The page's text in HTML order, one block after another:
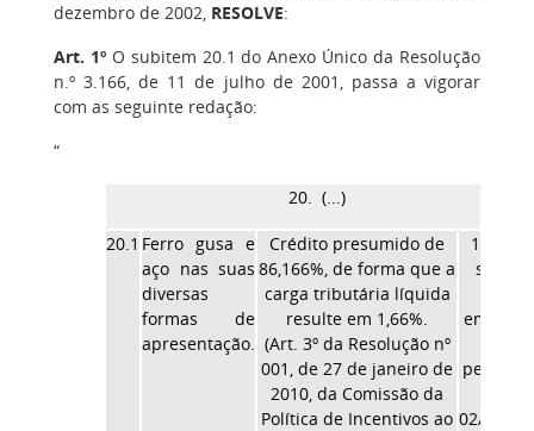
dezembro de 2002, RESOLVE:
Art. 1ºO subitem 20.1 do Anexo Único da Resolução
n.º 3.166, de 11 de julho de 2001, passa a vigorar
com as seguinte redação:
“
20. (...)
20.1 Ferro gusa e
aço nas suas
diversas
formas de
apresentação.
Crédito presumido de
86,166%, de forma que a
carga tributária líquida
resulte em 1,66%.
(Art. 3º da Resolução nº
001, de 27 de janeiro de
2010, da Comissão da
Política de Incentivos ao
1,66%
s/BC
emitida
período
02/03/10